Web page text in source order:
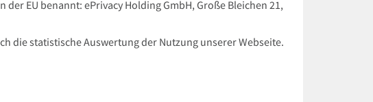
EU benannt: ePrivacy Holding GmbH, Große Bleichen 21,
die statistische Auswertung der Nutzung unserer Webseite.